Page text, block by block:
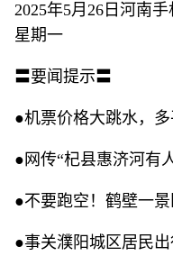
2025年5月26日河南
星期一
〓要闻提示〓
●机票价格大跳水，
●网传“杞县惠济河有
●不要跑空！鹤壁一
●事关濮阳城区居民